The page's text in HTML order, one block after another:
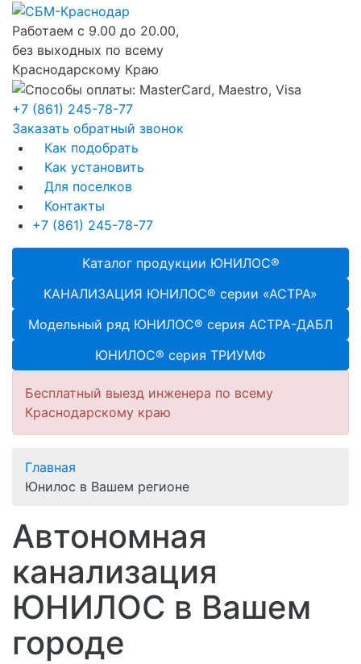
Работаем с 9.00 до 20.00,
без выходных по всему
Краснодарскому Краю
+7 (861) 245-78-77
Заказать обратный звонок
Как подобрать
Как установить
Для поселков
Контакты
+7 (861) 245-78-77
Каталог продукции ЮНИЛОС®
КАНАЛИЗАЦИЯ ЮНИЛОС® серии «АСТРА»
Модельный ряд ЮНИЛОС® серия АСТРА-ДАБЛ
ЮНИЛОС® серия ТРИУМФ
Бесплатный выезд инженера по всему
Краснодарскому краю
Главная
Юнилос в Вашем регионе
Автономная
канализация
ЮНИЛОС в Вашем
городе